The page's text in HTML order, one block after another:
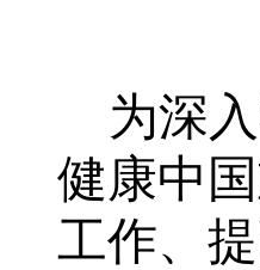
为深
健康中
工作、